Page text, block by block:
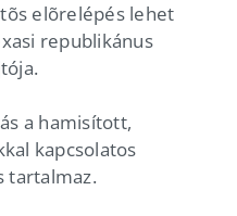
elõrelépés lehet
republikánus
a hamisított,
kapcsolatos
tartalmaz.